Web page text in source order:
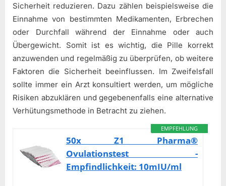
Sicherheit reduzieren. Dazu zählen beispielsweise die
Einnahme von bestimmten Medikamenten, Erbrechen
oder Durchfall während der Einnahme oder auch
Übergewicht. Somit ist es wichtig, die Pille korrekt
anzuwenden und regelmäßig zu überprüfen, ob weitere
Faktoren die Sicherheit beeinflussen. Im Zweifelsfall
sollte immer ein Arzt konsultiert werden, um mögliche
Risiken abzuklären und gegebenenfalls eine alternative
Verhütungsmethode in Betracht zu ziehen.
EMPFEHLUNG
50x Z1 Pharma®
Ovulationstest -
Empfindlichkeit: 10mIU/ml